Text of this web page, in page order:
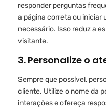
responder perguntas
a página correta ou iniciar
necessário. Isso reduz a
visitante.
3. Personalize o
Sempre que possível,
cliente. Utilize o nome da
interações e ofereça